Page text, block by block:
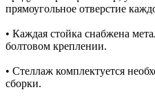
прямоугольное отверстие
• Каждая стойка снабжена
болтовом креплении.
• Стеллаж комплектуется
сборки.